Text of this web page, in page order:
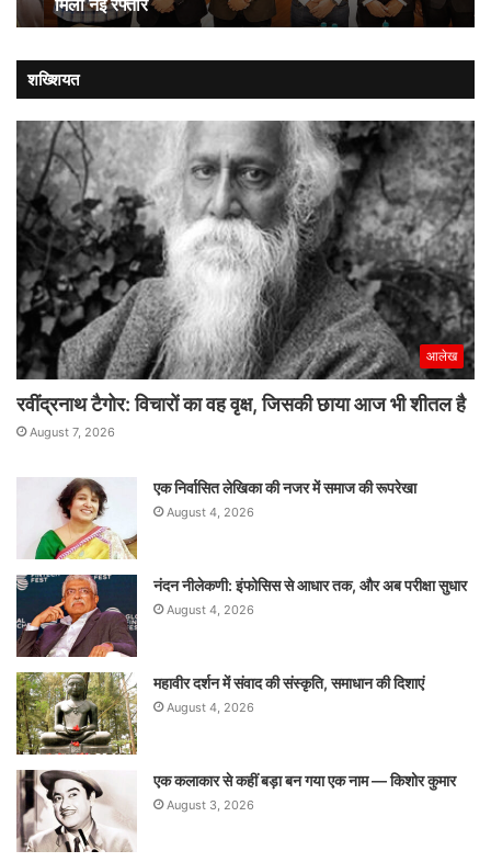
मत्स्य
पालन
मिली
नई
रफ्तार
मिली नई रफ्तार
शख्शियत
आलेख
रवींद्रनाथ टैगोर: विचारों का वह वृक्ष, जिसकी छाया आज भी शीतल है
August 7, 2026
एक निर्वासित लेखिका की नजर में समाज की रूपरेखा
August 4, 2026
नंदन नीलेकणी: इंफोसिस से आधार तक, और अब परीक्षा सुधार
August 4, 2026
महावीर दर्शन में संवाद की संस्कृति, समाधान की दिशाएं
August 4, 2026
एक कलाकार से कहीं बड़ा बन गया एक नाम — किशोर कुमार
August 3, 2026